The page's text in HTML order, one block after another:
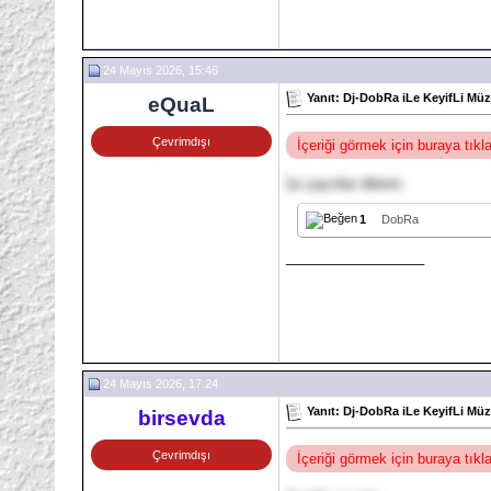
24 Mayıs 2026, 15:46
eQuaL
Çevrimdışı
Yanıt: Dj-DobRa iLe KeyifLi
İçeriği görmek için buraya
İyi yayınlar dilerim.
1 DobRa
24 Mayıs 2026, 17:24
birsevda
Çevrimdışı
Yanıt: Dj-DobRa iLe KeyifLi
İçeriği görmek için buraya